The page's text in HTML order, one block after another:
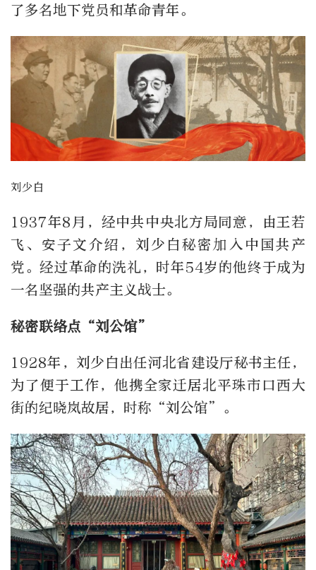
了多名地下党员和革命青年。
刘少白
1937年8月，经中共中央北方局同意，由王若
飞、安子文介绍，刘少白秘密加入中国共产
党。经过革命的洗礼，时年54岁的他终于成为
一名坚强的共产主义战士。
秘密联络点“刘公馆”
1928年，刘少白出任河北省建设厅秘书主任，
为了便于工作，他携全家迁居北平珠市口西大
街的纪晓岚故居，时称“刘公馆”。